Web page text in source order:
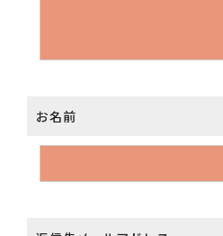
お名前